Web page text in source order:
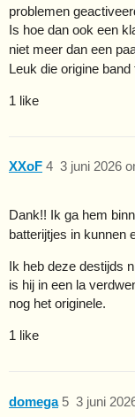
problemen
Is hoe dan ook een
niet meer dan een
Leuk die origine band
1 like
XXoF 3 juni 2026
4
Dank!! Ik ga hem
batterijtjes in kunnen
Ik heb deze destijds
is hij in een la
nog het originele.
1 like
domega 3 juni
5